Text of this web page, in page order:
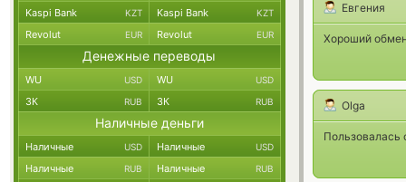
Евгения
Хороший
Olga
Пользовалась
Kaspi Bank KZT Kaspi Bank KZT
Revolut EUR Revolut EUR
Денежные переводы
WU USD WU USD
ЗК RUB ЗК RUB
Наличные деньги
Наличные USD Наличные USD
Наличные RUB Наличные RUB